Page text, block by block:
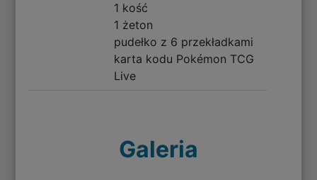
1 kość
1 żeton
pudełko z 6 przekładkami
karta kodu Pokémon TCG
Live
Galeria